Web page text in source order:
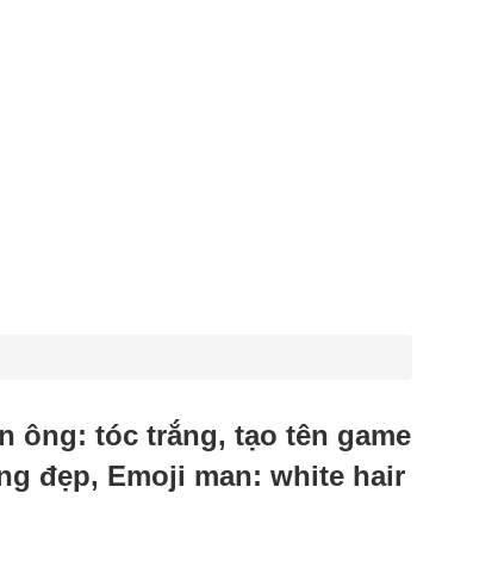
ông: tóc trắng, tạo tên game
đẹp, Emoji man: white hair